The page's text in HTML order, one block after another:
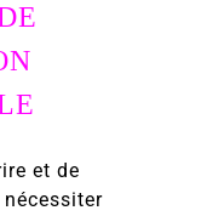
et de
nécessiter